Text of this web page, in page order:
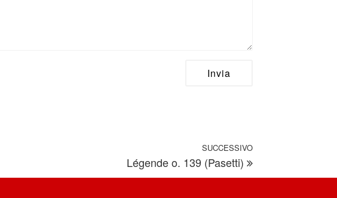
Articolo successivo
SUCCESSIVO
Légende o. 139 (Pasetti)